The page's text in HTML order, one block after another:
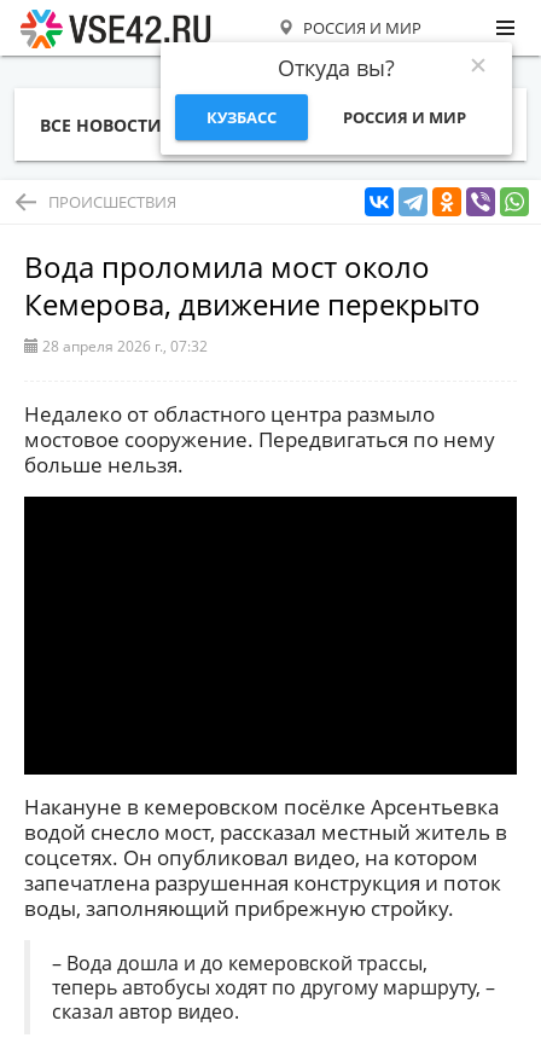
РОССИЯ И МИР
Откуда вы?
КУЗБАСС РОССИЯ И МИР
ВСЕ НОВОСТИ СТАТЬИ ТЕМЫ ФОТО
ПРОИСШЕСТВИЯ
Вода проломила мост около
Кемерова, движение перекрыто
28 апреля 2026 г., 07:32
Недалеко от областного центра размыло
мостовое сооружение. Передвигаться по нему
больше нельзя.
Накануне в кемеровском посёлке Арсентьевка
водой снесло мост, рассказал местный житель в
соцсетях. Он опубликовал видео, на котором
запечатлена разрушенная конструкция и поток
воды, заполняющий прибрежную стройку.
– Вода дошла и до кемеровской трассы,
теперь автобусы ходят по другому маршруту, –
сказал автор видео.